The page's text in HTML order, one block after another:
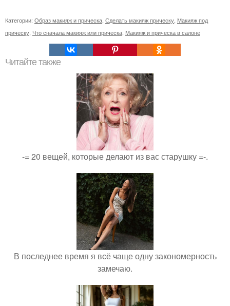
Категории: Образ макияж и прическа Сделать макияж прическу Макияж под
прическу Что сначала макияж или прическа Макияж и прическа в салоне
Читайте также
-= 20 вещей, которые делают из вас старушку =-.
В последнее время я всё чаще одну закономерность
замечаю.